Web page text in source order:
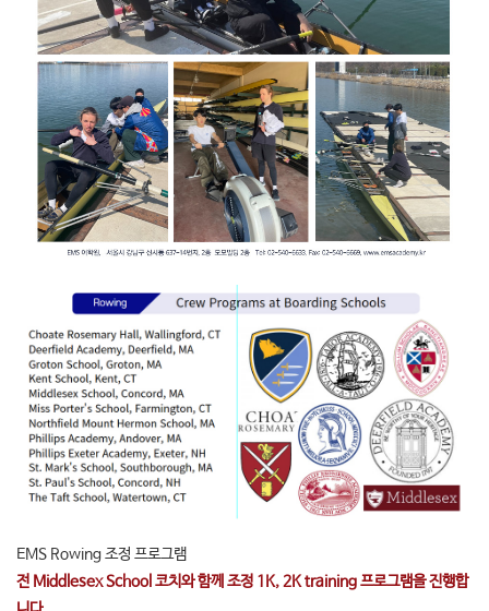
EMS Rowing 조정 프로그램
전 Middlesex School 코치와 함께 조정 1K, 2K training 프로그램을 진행합